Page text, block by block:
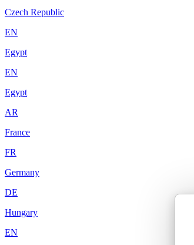
Czech Republic
EN
Egypt
EN
Egypt
AR
France
FR
Germany
DE
Hungary
EN